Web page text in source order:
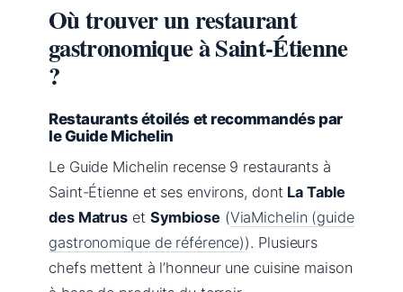
Où trouver un restaurant
gastronomique à Saint-Étienne
?
Restaurants étoilés et recommandés par
le Guide Michelin
Le Guide Michelin recense 9 restaurants à
Saint-Étienne et ses environs, dont La Table
des Matrus et Symbiose(ViaMichelin (guide
gastronomique de référence)). Plusieurs
chefs mettent à l’honneur une cuisine maison